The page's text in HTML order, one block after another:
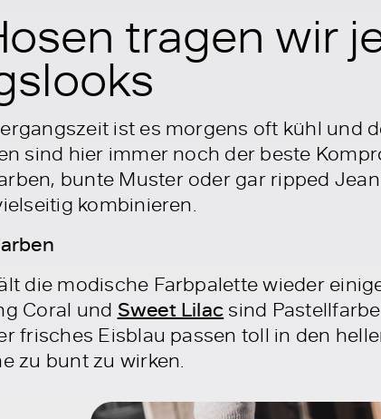
tragen wir
ist es morgens oft kühl und
sind hier immer noch der beste
bunte Muster oder gar ripped
kombinieren.
die modische Farbpalette wieder
Coral und Sweet Lilac sind
frisches Eisblau passen toll in den
zu bunt zu wirken.